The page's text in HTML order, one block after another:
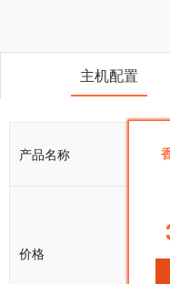
主机配置
产品名称
价格